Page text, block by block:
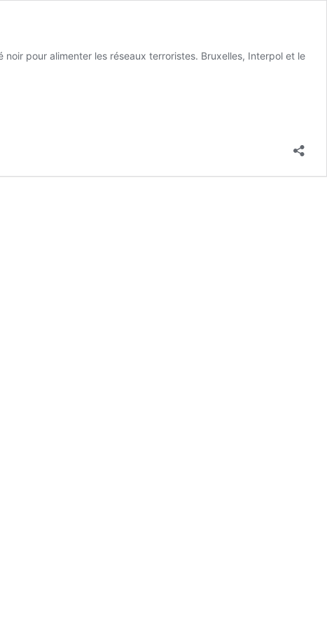
pour alimenter les réseaux terroristes. Bruxelles, Interpol et le